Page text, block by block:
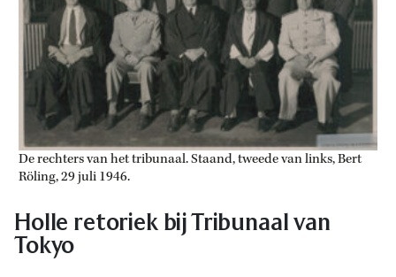
De rechters van het tribunaal. Staand, tweede van links, Bert
Röling, 29 juli 1946.
Holle retoriek bij Tribunaal van
Tokyo